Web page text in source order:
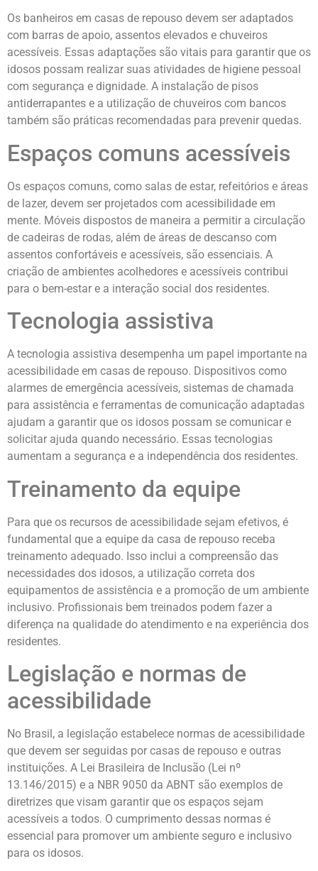
Os banheiros em casas de repouso devem ser adaptados
com barras de apoio, assentos elevados e chuveiros
acessíveis. Essas adaptações são vitais para garantir que os
idosos possam realizar suas atividades de higiene pessoal
com segurança e dignidade. A instalação de pisos
antiderrapantes e a utilização de chuveiros com bancos
também são práticas recomendadas para prevenir quedas.
Espaços comuns acessíveis
Os espaços comuns, como salas de estar, refeitórios e áreas
de lazer, devem ser projetados com acessibilidade em
mente. Móveis dispostos de maneira a permitir a circulação
de cadeiras de rodas, além de áreas de descanso com
assentos confortáveis e acessíveis, são essenciais. A
criação de ambientes acolhedores e acessíveis contribui
para o bem-estar e a interação social dos residentes.
Tecnologia assistiva
A tecnologia assistiva desempenha um papel importante na
acessibilidade em casas de repouso. Dispositivos como
alarmes de emergência acessíveis, sistemas de chamada
para assistência e ferramentas de comunicação adaptadas
ajudam a garantir que os idosos possam se comunicar e
solicitar ajuda quando necessário. Essas tecnologias
aumentam a segurança e a independência dos residentes.
Treinamento da equipe
Para que os recursos de acessibilidade sejam efetivos, é
fundamental que a equipe da casa de repouso receba
treinamento adequado. Isso inclui a compreensão das
necessidades dos idosos, a utilização correta dos
equipamentos de assistência e a promoção de um ambiente
inclusivo. Profissionais bem treinados podem fazer a
diferença na qualidade do atendimento e na experiência dos
residentes.
Legislação e normas de
acessibilidade
No Brasil, a legislação estabelece normas de acessibilidade
que devem ser seguidas por casas de repouso e outras
instituições. A Lei Brasileira de Inclusão (Lei nº
13.146/2015) e a NBR 9050 da ABNT são exemplos de
diretrizes que visam garantir que os espaços sejam
acessíveis a todos. O cumprimento dessas normas é
essencial para promover um ambiente seguro e inclusivo
para os idosos.